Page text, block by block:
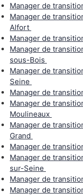
Manager de
Manager de
Alfort
Manager de
Manager de
sous-Bois
Manager de
Seine
Manager de
Manager de
Moulineaux
Manager de
Grand
Manager de
Manager de
sur-Seine
Manager de
Manager de